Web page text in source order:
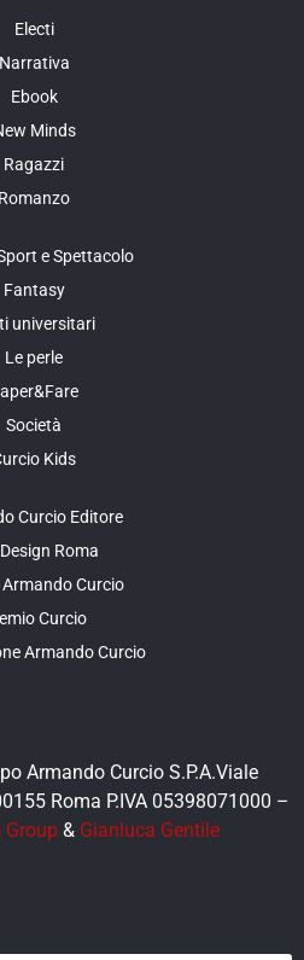
Electi
Narrativa
Ebook
Minds
Ragazzi
Romanzo
e Spettacolo
Fantasy
universitari
Le perle
Società
Kids
Curcio Editore
Roma
Curcio
Curcio
Armando Curcio
Armando Curcio S.P.A.Viale
Roma P.IVA 05398071000 –
Group & Gianluca Gentile